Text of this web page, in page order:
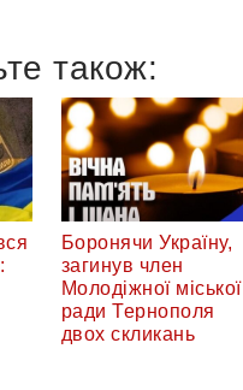
також:
Боронячи Україну,
загинув член
Молодіжної міської
ради Тернополя
двох скликань